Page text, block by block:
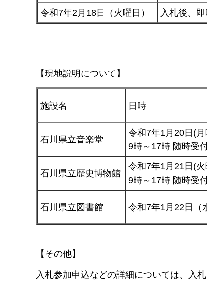
令和7年2月18日（火曜日）
入札後、即
【現地説明について】
施設名 日時
石川県立音楽堂
令和7年1月20日(
9時～17時 随時受
石川県立歴史博物館
令和7年1月21日(火
9時～17時 随時受
石川県立図書館 令和7年1月22日（
【その他】
入札参加申込などの詳細については、入